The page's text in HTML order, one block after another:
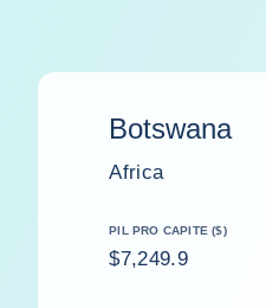
Botswana
Africa
PIL PRO CAPITE ($)
$7,249.9